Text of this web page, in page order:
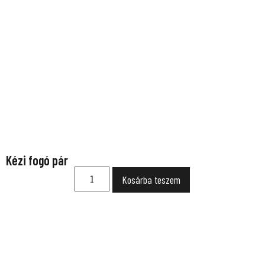
Kézi fogó pár
Kosárba teszem